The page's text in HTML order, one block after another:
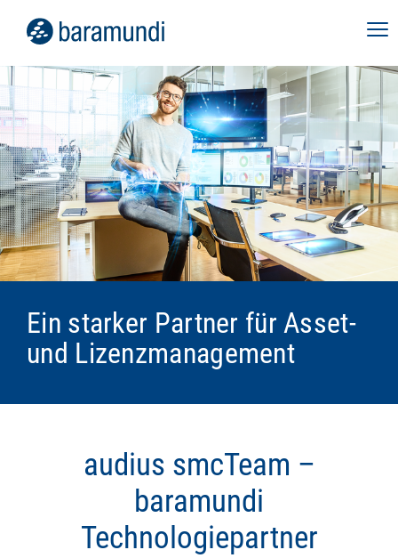
Ein starker Partner für Asset-
und Lizenzmanagement
audius smcTeam –
baramundi
Technologiepartner